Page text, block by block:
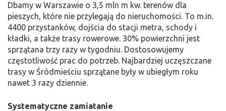
Dbamy w Warszawie o 3,5 mln m kw. terenów dla
pieszych, które nie przylegają do nieruchomości. To m.in.
4400 przystanków, dojścia do stacji metra, schody i
kładki, a także trasy rowerowe. 30% powierzchni jest
sprzątana trzy razy w tygodniu. Dostosowujemy
częstotliwość prac do potrzeb. Najbardziej uczęszczane
trasy w Śródmieściu sprzątane były w ubiegłym roku
nawet 3 razy dziennie.
Systematyczne zamiatanie